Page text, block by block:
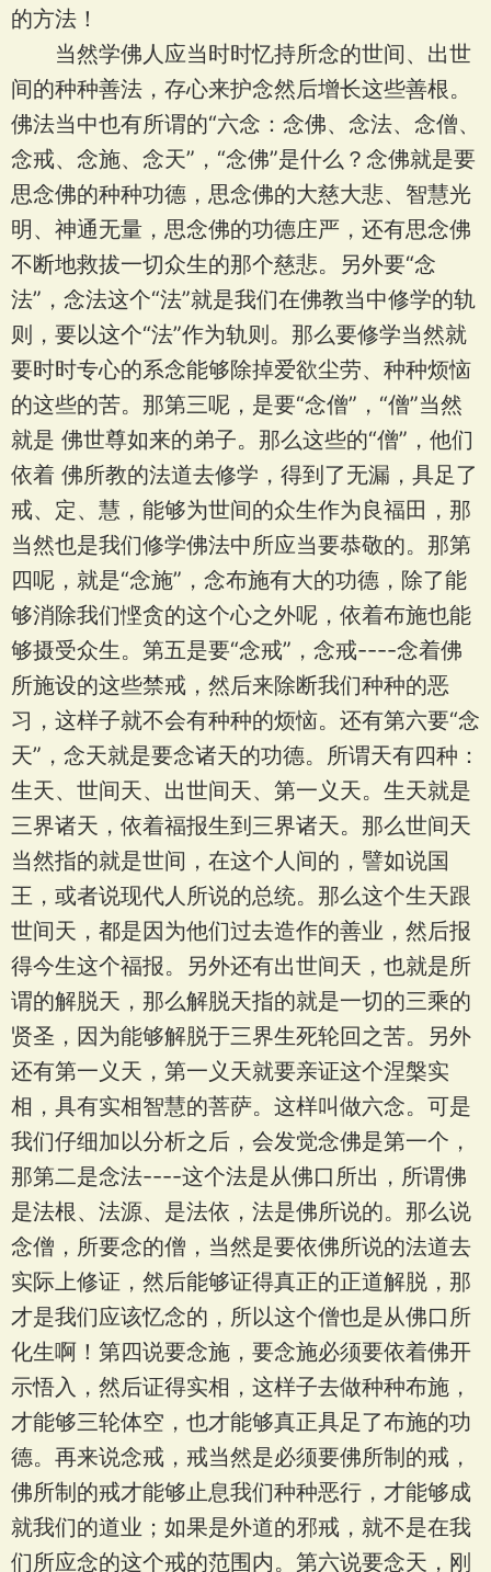
的方法！
当然学佛人应当时时忆持所念的世间、出世
间的种种善法，存心来护念然后增长这些善根。
佛法当中也有所谓的“六念：念佛、念法、念僧、
念戒、念施、念天”，“念佛”是什么？念佛就是要
思念佛的种种功德，思念佛的大慈大悲、智慧光
明、神通无量，思念佛的功德庄严，还有思念佛
不断地救拔一切众生的那个慈悲。另外要“念
法”，念法这个“法”就是我们在佛教当中修学的轨
则，要以这个“法”作为轨则。那么要修学当然就
要时时专心的系念能够除掉爱欲尘劳、种种烦恼
的这些的苦。那第三呢，是要“念僧”，“僧”当然
就是 佛世尊如来的弟子。那么这些的“僧”，他们
依着 佛所教的法道去修学，得到了无漏，具足了
戒、定、慧，能够为世间的众生作为良福田，那
当然也是我们修学佛法中所应当要恭敬的。那第
四呢，就是“念施”，念布施有大的功德，除了能
够消除我们悭贪的这个心之外呢，依着布施也能
够摄受众生。第五是要“念戒”，念戒----念着佛
所施设的这些禁戒，然后来除断我们种种的恶
习，这样子就不会有种种的烦恼。还有第六要“念
天”，念天就是要念诸天的功德。所谓天有四种：
生天、世间天、出世间天、第一义天。生天就是
三界诸天，依着福报生到三界诸天。那么世间天
当然指的就是世间，在这个人间的，譬如说国
王，或者说现代人所说的总统。那么这个生天跟
世间天，都是因为他们过去造作的善业，然后报
得今生这个福报。另外还有出世间天，也就是所
谓的解脱天，那么解脱天指的就是一切的三乘的
贤圣，因为能够解脱于三界生死轮回之苦。另外
还有第一义天，第一义天就要亲证这个涅槃实
相，具有实相智慧的菩萨。这样叫做六念。可是
我们仔细加以分析之后，会发觉念佛是第一个，
那第二是念法----这个法是从佛口所出，所谓佛
是法根、法源、是法依，法是佛所说的。那么说
念僧，所要念的僧，当然是要依佛所说的法道去
实际上修证，然后能够证得真正的正道解脱，那
才是我们应该忆念的，所以这个僧也是从佛口所
化生啊！第四说要念施，要念施必须要依着佛开
示悟入，然后证得实相，这样子去做种种布施，
才能够三轮体空，也才能够真正具足了布施的功
德。再来说念戒，戒当然是必须要佛所制的戒，
佛所制的戒才能够止息我们种种恶行，才能够成
就我们的道业；如果是外道的邪戒，就不是在我
们所应念的这个戒的范围内。第六说要念天，刚